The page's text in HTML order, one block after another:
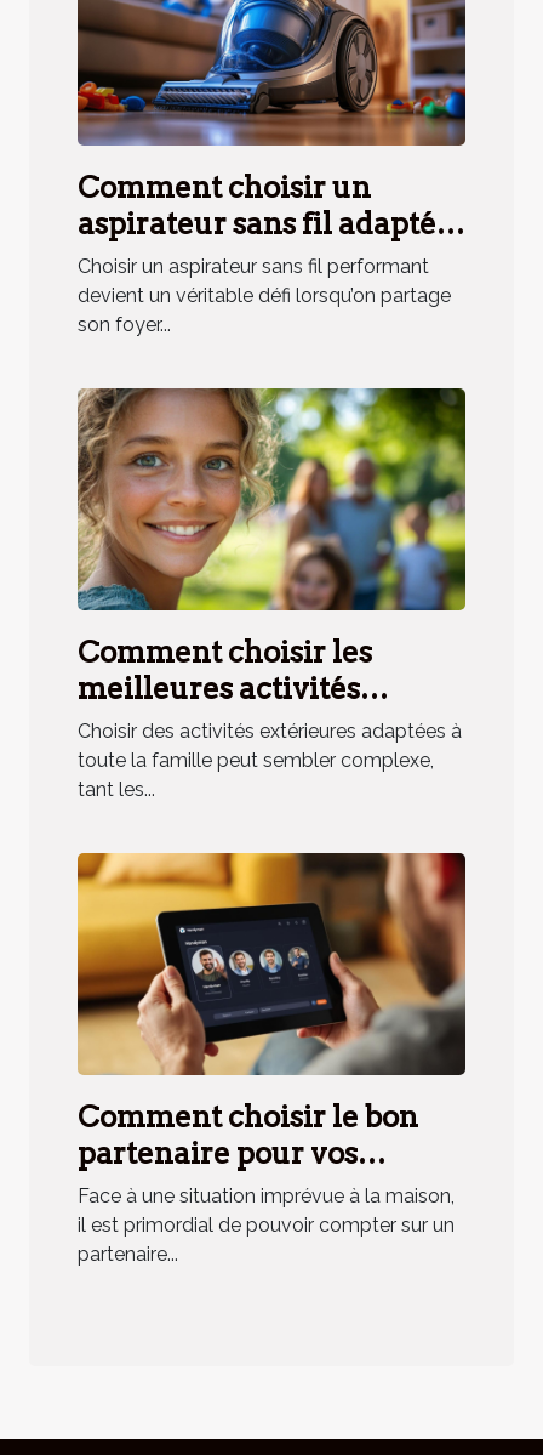
Comment choisir un
aspirateur sans fil adapté
aux besoins des ménages
avec animaux ?
Choisir un aspirateur sans fil performant
devient un véritable défi lorsqu’on partage
son foyer...
Comment choisir les
meilleures activités
extérieures pour toute la
famille ?
Choisir des activités extérieures adaptées à
toute la famille peut sembler complexe,
tant les...
Comment choisir le bon
partenaire pour vos
urgences domestiques ?
Face à une situation imprévue à la maison,
il est primordial de pouvoir compter sur un
partenaire...